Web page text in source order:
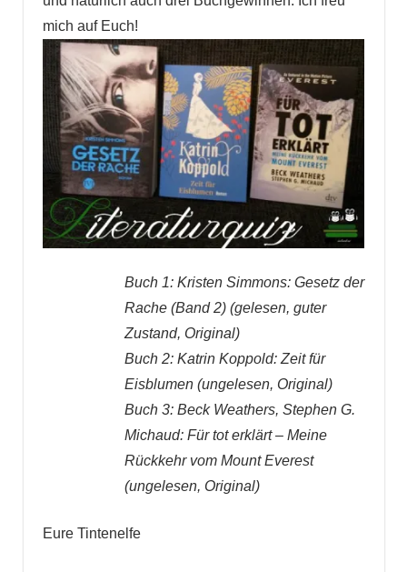
mich auf Euch!
Buch 1: Kristen Simmons: Gesetz der
Rache (Band 2) (gelesen, guter
Zustand, Original)
Buch 2: Katrin Koppold: Zeit für
Eisblumen (ungelesen, Original)
Buch 3: Beck Weathers, Stephen G.
Michaud: Für tot erklärt – Meine
Rückkehr vom Mount Everest
(ungelesen, Original)
Eure Tintenelfe